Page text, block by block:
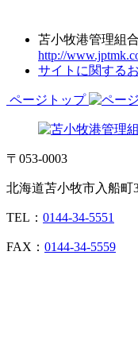
苫小牧港管理組
http://
サイトに関する
ページトップ
〒053-0003
北海道苫小牧市入船町
TEL： 0144-34-5551
FAX： 0144-34-5559